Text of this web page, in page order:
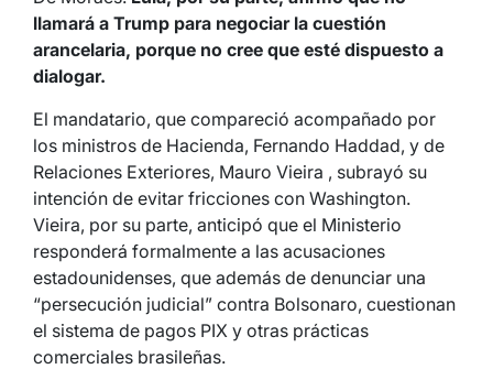
llamará a Trump para negociar la cuestión
arancelaria, porque no cree que esté dispuesto a
dialogar.
El mandatario, que compareció acompañado por
los ministros de Hacienda, Fernando Haddad, y de
Relaciones Exteriores, Mauro Vieira , subrayó su
intención de evitar fricciones con Washington.
Vieira, por su parte, anticipó que el Ministerio
responderá formalmente a las acusaciones
estadounidenses, que además de denunciar una
“persecución judicial” contra Bolsonaro, cuestionan
el sistema de pagos PIX y otras prácticas
comerciales brasileñas.